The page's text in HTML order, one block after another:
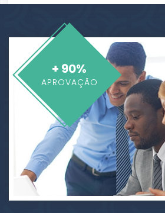
+ 90%
APROVAÇÃO